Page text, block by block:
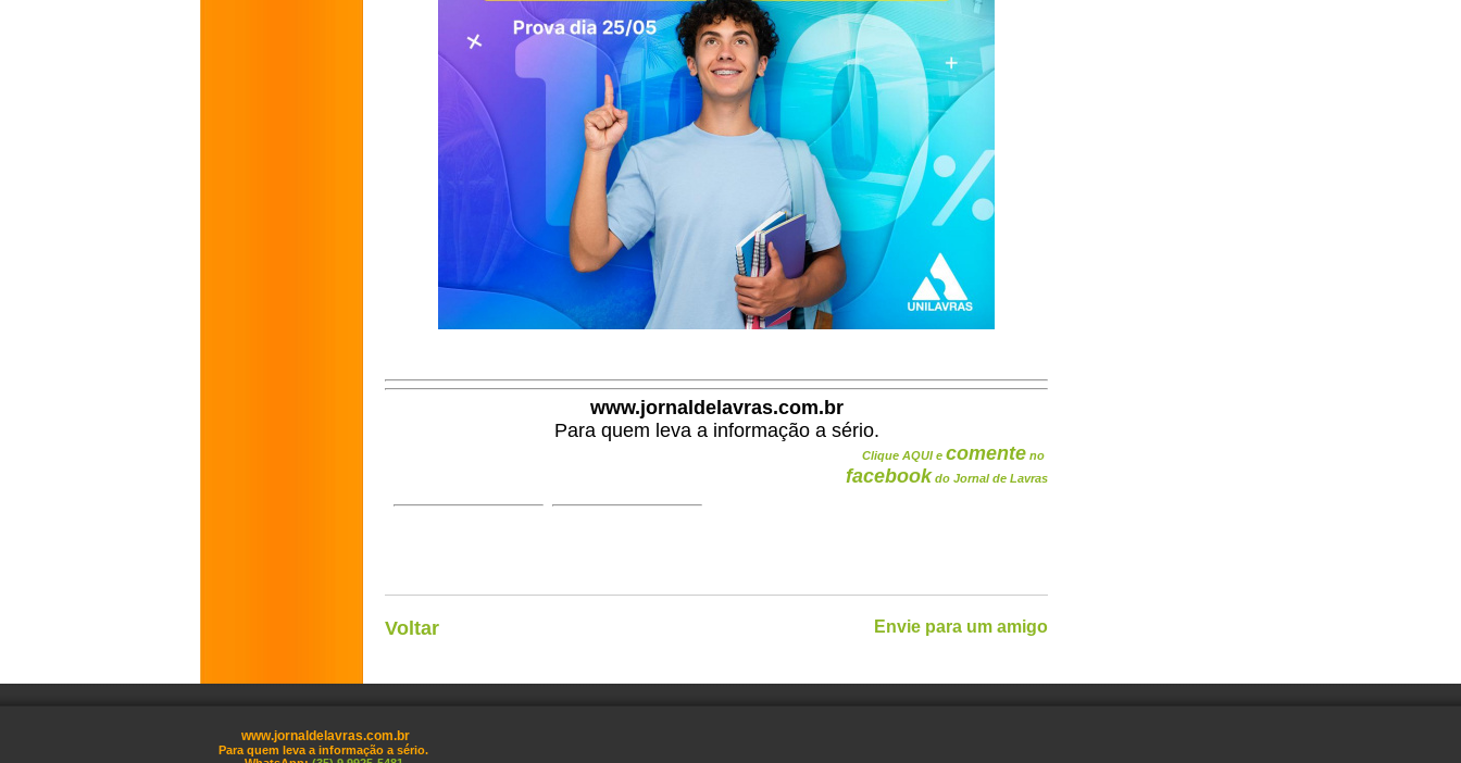
www.jornaldelavras.com.br
Para quem leva a informação a sério.
Clique AQUI e comente no
facebook do Jornal de Lavras
Voltar Envie para um amigo
www.jornaldelavras.com.br
Para quem leva a informação a sério.